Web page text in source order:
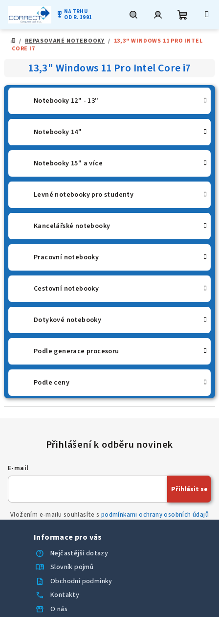
obsah
military_tech NA TRHU
OD R. 1991
DOMŮ
/ REPASOVANÉ NOTEBOOKY / 13,3" WINDOWS 11 PRO INTEL
CORE I7
13,3" Windows 11 Pro Intel Core i7
Notebooky 12" - 13"
Notebooky 14"
Notebooky 15" a více
Levné notebooky pro studenty
Kancelářské notebooky
Pracovní notebooky
Cestovní notebooky
Dotykové notebooky
Podle generace procesoru
Podle ceny
E-mail
Vložením e-mailu souhlasíte s podmínkami ochrany osobních údajů
Přihlásit se
Informace pro vás
help
Nejčastější dotazy
menu_book Slovník pojmů
description Obchodní podmínky
call Kontakty
storefront O nás